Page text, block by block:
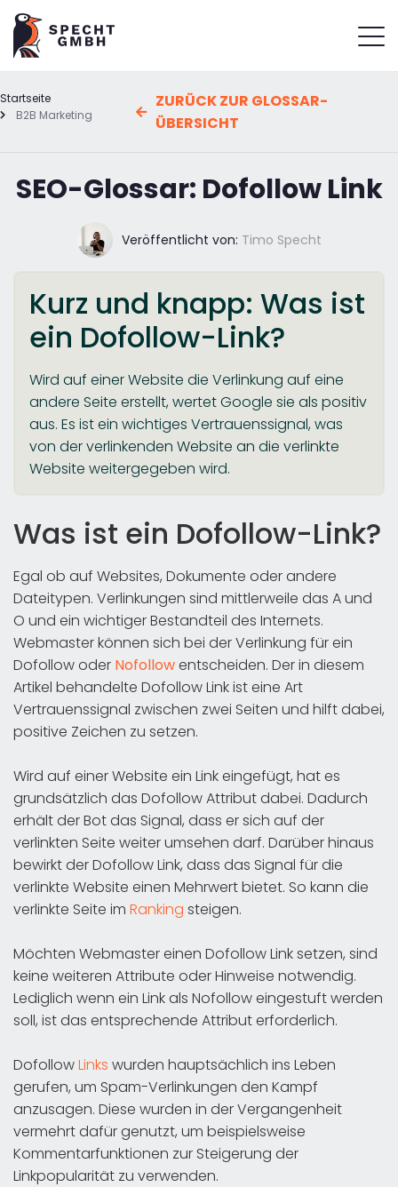
Startseite
B2B Marketing
ZURÜCK ZUR GLOSSAR-
ÜBERSICHT
SEO-Glossar: Dofollow Link
Veröffentlicht von: Timo Specht
Kurz und knapp: Was ist
ein Dofollow-Link?
Wird auf einer Website die Verlinkung auf eine
andere Seite erstellt, wertet Google sie als positiv
aus. Es ist ein wichtiges Vertrauenssignal, was
von der verlinkenden Website an die verlinkte
Website weitergegeben wird.
Was ist ein Dofollow-Link?
Egal ob auf Websites, Dokumente oder andere
Dateitypen. Verlinkungen sind mittlerweile das A und
O und ein wichtiger Bestandteil des Internets.
Webmaster können sich bei der Verlinkung für ein
Dofollow oder Nofollowentscheiden. Der in diesem
Artikel behandelte Dofollow Link ist eine Art
Vertrauenssignal zwischen zwei Seiten und hilft dabei,
positive Zeichen zu setzen.
Wird auf einer Website ein Link eingefügt, hat es
grundsätzlich das Dofollow Attribut dabei. Dadurch
erhält der Bot das Signal, dass er sich auf der
verlinkten Seite weiter umsehen darf. Darüber hinaus
bewirkt der Dofollow Link, dass das Signal für die
verlinkte Website einen Mehrwert bietet. So kann die
verlinkte Seite im Ranking steigen.
Möchten Webmaster einen Dofollow Link setzen, sind
keine weiteren Attribute oder Hinweise notwendig.
Lediglich wenn ein Link als Nofollow eingestuft werden
soll, ist das entsprechende Attribut erforderlich.
DofollowLinks wurden hauptsächlich ins Leben
gerufen, um Spam-Verlinkungen den Kampf
anzusagen. Diese wurden in der Vergangenheit
vermehrt dafür genutzt, um beispielsweise
Kommentarfunktionen zur Steigerung der
Linkpopularität zu verwenden.